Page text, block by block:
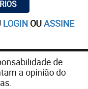
LOGIN OUASSINE
de
a opinião do